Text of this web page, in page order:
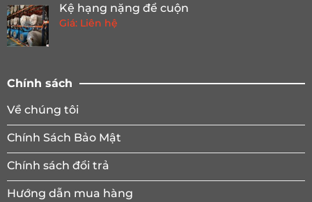
Kệ hạng nặng để cuộn
Giá: Liên hệ
Chính sách
Về chúng tôi
Chính Sách Bảo Mật
Chính sách đổi trả
Hướng dẫn mua hàng